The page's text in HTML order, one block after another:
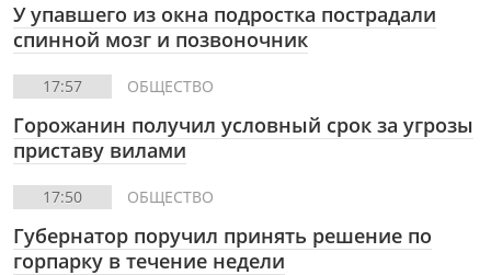
У упавшего из окна подростка пострадали
спинной мозг и позвоночник
17:57 ОБЩЕСТВО
Горожанин получил условный срок за угрозы
приставу вилами
17:50 ОБЩЕСТВО
Губернатор поручил принять решение по
горпарку в течение недели